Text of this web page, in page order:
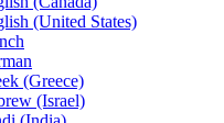
(United States)
(Greece)
(Israel)